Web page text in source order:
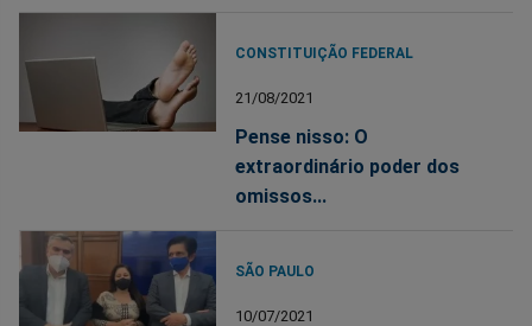
CONSTITUIÇÃO FEDERAL
21/08/2021
Pense nisso: O
extraordinário poder dos
omissos...
SÃO PAULO
10/07/2021